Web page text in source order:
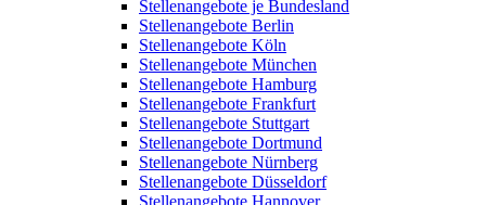
Stellenangebote je Bundesland
Stellenangebote Berlin
Stellenangebote Köln
Stellenangebote München
Stellenangebote Hamburg
Stellenangebote Frankfurt
Stellenangebote Stuttgart
Stellenangebote Dortmund
Stellenangebote Nürnberg
Stellenangebote Düsseldorf
Stellenangebote Hannover